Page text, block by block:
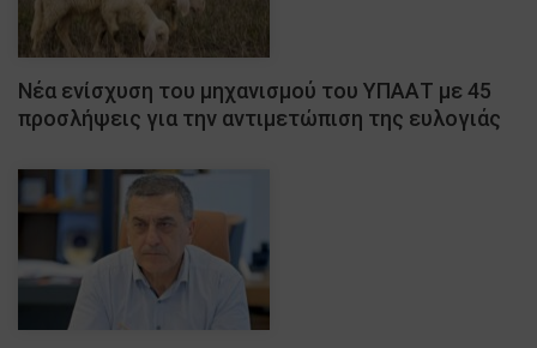
Νέα ενίσχυση του μηχανισμού του ΥΠΑΑΤ με 45
προσλήψεις για την αντιμετώπιση της ευλογιάς